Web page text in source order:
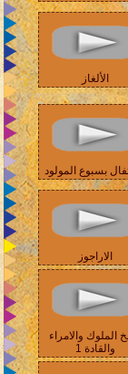
الألغاز
بسبوع المولود
الاراجوز
الملوك والامراء
والقادة 1